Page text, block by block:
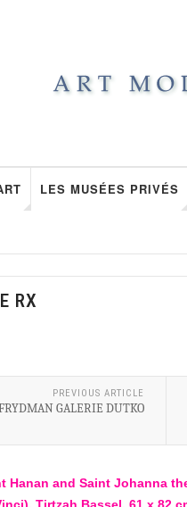
LES MUSÉES PRIVÉS
RX
PREVIOUS ARTICLE
GALERIE DUTKO